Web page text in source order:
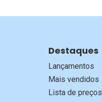
Destaques
Lançamentos
Mais vendidos
Lista de preços